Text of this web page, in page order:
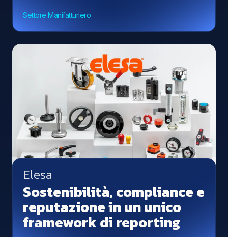
Settore Manifatturiero
Elesa
Sostenibilità, compliance e
reputazione in un unico
framework di reporting